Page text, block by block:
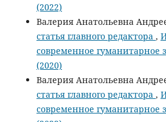
(2022)
Валерия Анатольевна
статья главного редактора ,
современное гуманитарное
(2020)
Валерия Анатольевна
статья главного редактора ,
современное гуманитарное